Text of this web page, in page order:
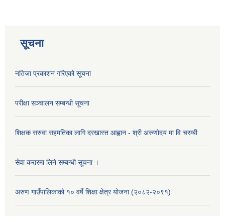
सूचना
नतिजा प्रकाशन गरिएको सूचना
परीक्षा सञ्चालन सम्बन्धी सूचना
शिक्षक सरुवा सहमतिका लागि दरखास्त आह्वान - श्री अरुणोदय मा वि चरम्बी
सेवा करारमा लिने सम्बन्धी सूचना ।
अरुण गाउँपालिकाको १० वर्षे शिक्षा क्षेत्र योजना (२०८२-२०९१)